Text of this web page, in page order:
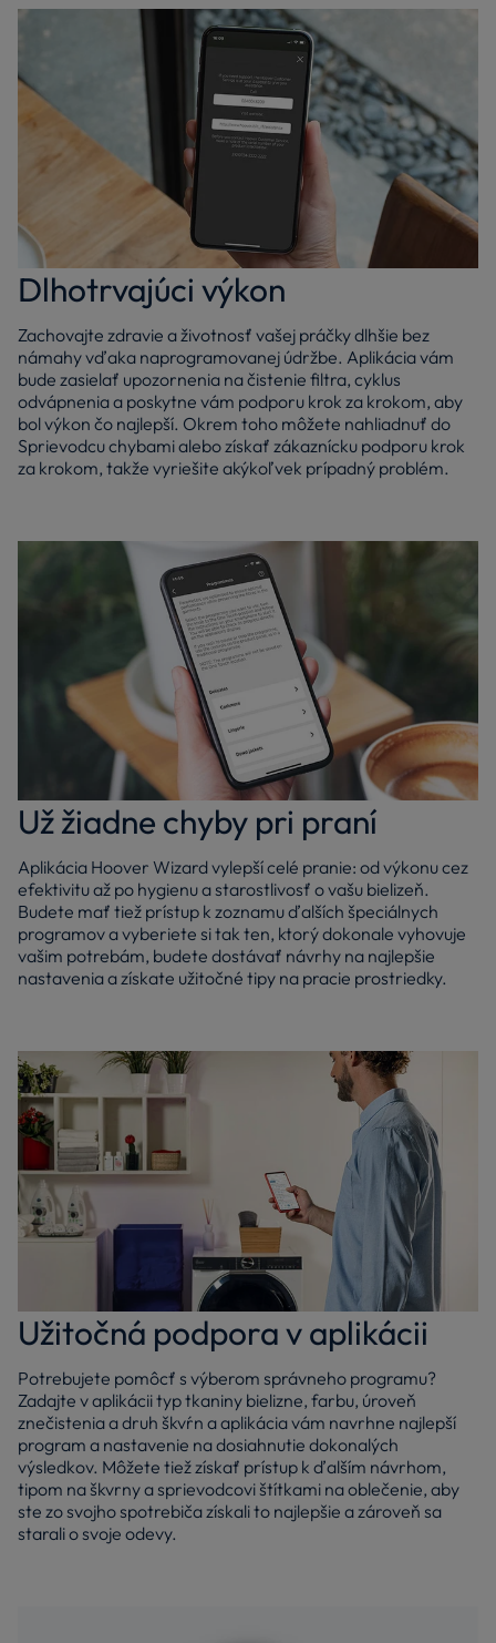
Dlhotrvajúci výkon
Zachovajte zdravie a životnosť vašej práčky dlhšie bez
námahy vďaka naprogramovanej údržbe. Aplikácia vám
bude zasielať upozornenia na čistenie filtra, cyklus
odvápnenia a poskytne vám podporu krok za krokom, aby
bol výkon čo najlepší. Okrem toho môžete nahliadnuť do
Sprievodcu chybami alebo získať zákaznícku podporu krok
za krokom, takže vyriešite akýkoľvek prípadný problém.
Už žiadne chyby pri praní
Aplikácia Hoover Wizard vylepší celé pranie: od výkonu cez
efektivitu až po hygienu a starostlivosť o vašu bielizeň.
Budete mať tiež prístup k zoznamu ďalších špeciálnych
programov a vyberiete si tak ten, ktorý dokonale vyhovuje
vašim potrebám, budete dostávať návrhy na najlepšie
nastavenia a získate užitočné tipy na pracie prostriedky.
Užitočná podpora v aplikácii
Potrebujete pomôcť s výberom správneho programu?
Zadajte v aplikácii typ tkaniny bielizne, farbu, úroveň
znečistenia a druh škvŕn a aplikácia vám navrhne najlepší
program a nastavenie na dosiahnutie dokonalých
výsledkov. Môžete tiež získať prístup k ďalším návrhom,
tipom na škvrny a sprievodcovi štítkami na oblečenie, aby
ste zo svojho spotrebiča získali to najlepšie a zároveň sa
starali o svoje odevy.